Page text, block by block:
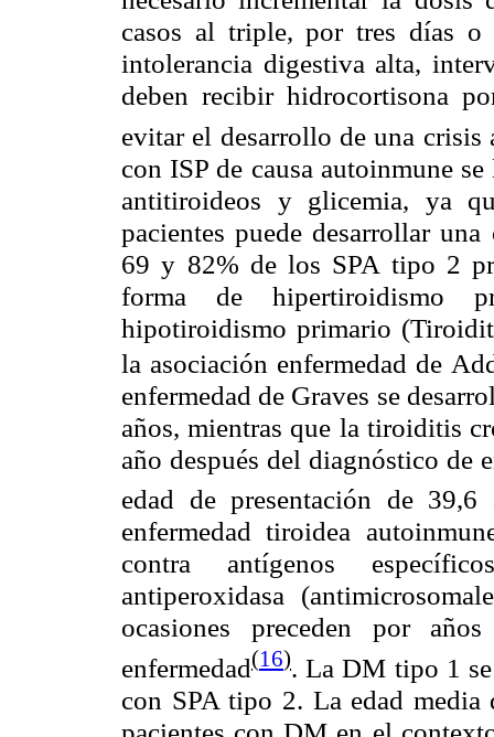
casos al triple, por tres días o
intolerancia digestiva alta,
deben recibir hidrocortisona
evitar el desarrollo de una crisis
con ISP de causa autoinmune
antitiroideos y glicemia, ya
pacientes puede desarrollar
69 y 82% de los SPA tipo 2
forma de hipertiroidismo
hipotiroidismo primario
la asociación enfermedad de
enfermedad de Graves se
años, mientras que la tiroiditis
año después del diagnóstico de
edad de presentación de 39,6
enfermedad tiroidea
contra antígenos
antiperoxidasa
ocasiones preceden por
enfermedad(16). La DM tipo 1
con SPA tipo 2. La edad media